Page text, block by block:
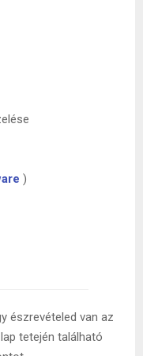
)
észrevételed van az
tetején található